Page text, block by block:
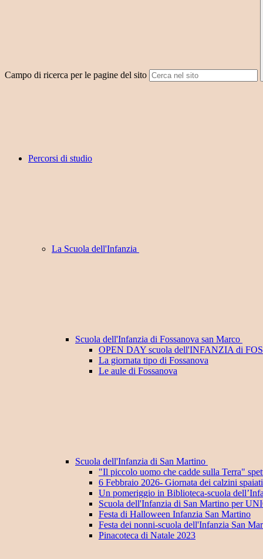
Campo di ricerca per le pagine del sito
Percorsi di studio
La Scuola dell'Infanzia
Scuola dell'Infanzia di Fossanova san Marco
OPEN DAY scuola dell'INFANZIA di
La giornata tipo di Fossanova
Le aule di Fossanova
Scuola dell'Infanzia di San Martino
"Il piccolo uomo che cadde sulla Terra"
6 Febbraio 2026- Giornata dei calzini
Un pomeriggio in Biblioteca-scuola
Scuola dell'Infanzia di San Martino per
Festa di Halloween Infanzia San Martino
Festa dei nonni-scuola dell'Infanzia San
Pinacoteca di Natale 2023